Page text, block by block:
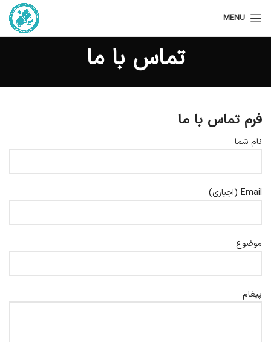
MENU
تماس با ما
فرم تماس با ما
نام شما
Email (اجباری)
موضوع
پیغام